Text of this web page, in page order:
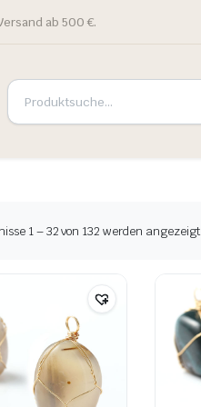
ab 500 €.
1 – 32 von 132 werden angezeigt